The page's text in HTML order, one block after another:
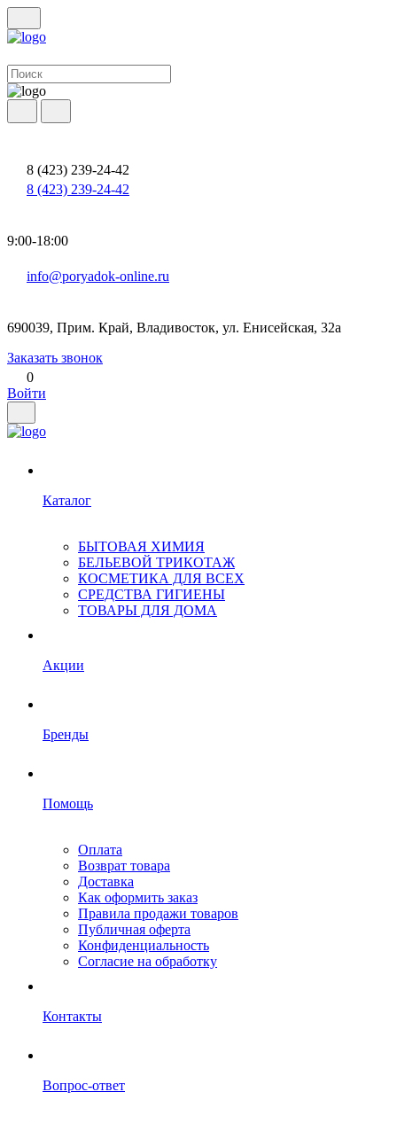
8 (423) 239-24-42
8 (423) 239-24-42
9:00-18:00
info@poryadok-online.ru
690039, Прим. Край, Владивосток, ул. Енисейская, 32а
Заказать звонок
0
Войти
Каталог
БЫТОВАЯ ХИМИЯ
БЕЛЬЕВОЙ ТРИКОТАЖ
КОСМЕТИКА ДЛЯ ВСЕХ
СРЕДСТВА ГИГИЕНЫ
ТОВАРЫ ДЛЯ ДОМА
Акции
Бренды
Помощь
Оплата
Возврат товара
Доставка
Как оформить заказ
Правила продажи товаров
Публичная оферта
Конфиденциальность
Согласие на обработку
Контакты
Вопрос-ответ